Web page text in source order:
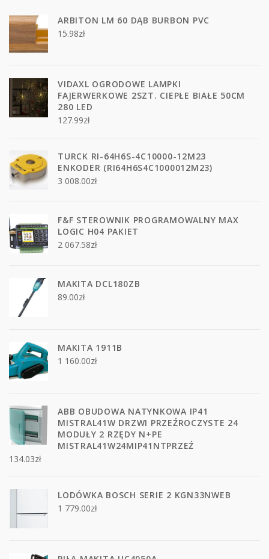
ARBITON LM 60 DĄB BURBON PVC
15.98zł
VIDAXL OGRODOWE LAMPKI
FAJERWERKOWE 2SZT. CIEPŁE BIAŁE 50CM
280 LED
127.99zł
TURCK RI-64H6S-4C10000-12M23
ENKODER (RI64H6S4C1000012M23)
3 008.00zł
F&F STEROWNIK PROGRAMOWALNY MAX
LOGIC H04 PAKIET
2 067.58zł
MAKITA DCL180ZB
89.00zł
MAKITA 1911B
1 160.00zł
ABB OBUDOWA NATYNKOWA IP41
MISTRAL41W DRZWI PRZEŹROCZYSTE 24
MODUŁY 2 RZĘDY N+PE
MISTRAL41W24MIP41NTPRZEŹ
134.03zł
LODÓWKA BOSCH SERIE 2 KGN33NWEB
1 779.00zł